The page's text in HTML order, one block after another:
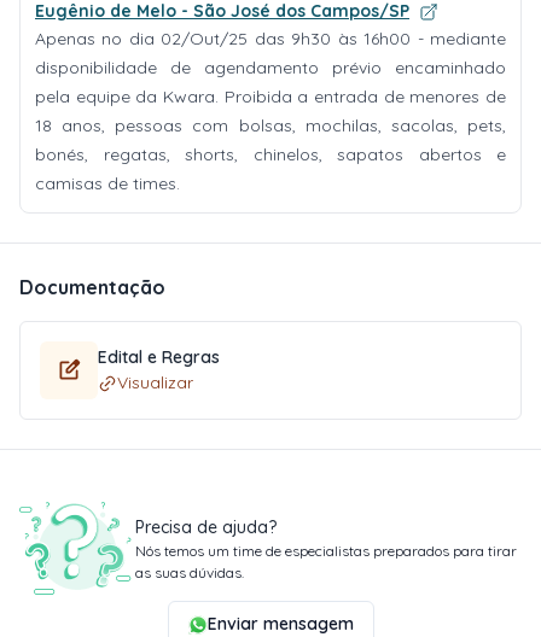
Eugênio de Melo - São José dos Campos/SP
Apenas no dia 02/Out/25 das 9h30 às 16h00 - mediante
disponibilidade de agendamento prévio encaminhado
pela equipe da Kwara. Proibida a entrada de menores de
18 anos, pessoas com bolsas, mochilas, sacolas, pets,
bonés, regatas, shorts, chinelos, sapatos abertos e
camisas de times.
Documentação
Edital e Regras
Visualizar
Precisa de ajuda?
Nós temos um time de especialistas preparados para tirar
as suas dúvidas.
Enviar mensagem